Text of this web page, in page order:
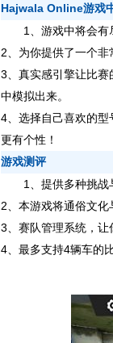
Hajwala Online游戏
1、游戏中将会有尽
2、为你提供了一个非
3、真实感引擎让比
中模拟出来。
4、选择自己喜欢的
更有个性！
游戏测评
1、提供多种挑战与
2、本游戏将通俗文化
3、赛队管理系统，让
4、最多支持4辆车的